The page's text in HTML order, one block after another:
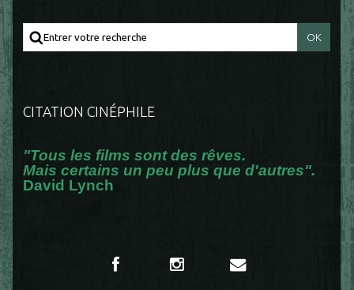
CITATION CINÉPHILE
"Tous les films sont des rêves.
Mais certains un peu plus que d'autres".
David Lynch